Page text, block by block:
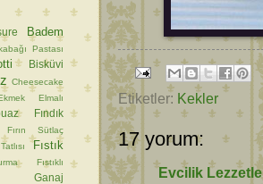
Etiketler: Kekler
17 yorum:
Evcilik
Badem
Pastası
Bisküvi
Cheesecake
Elmalı
Fındık
Fırın Sütlaç
Fıstık
Fıstıklı
Ganaj